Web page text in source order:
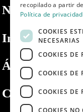
Nosotros
Información
Área privada
Contacto
recopilado a partir
Política de privacidad
COOKIES
NECESARIAS
COOKIES DE
COOKIES DE
COOKIES DE
COOKIES NO